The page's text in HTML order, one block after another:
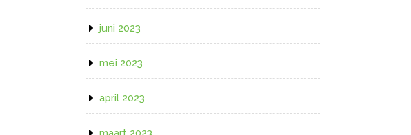
juni 2023
mei 2023
april 2023